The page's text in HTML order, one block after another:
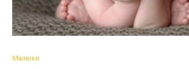
Малюки